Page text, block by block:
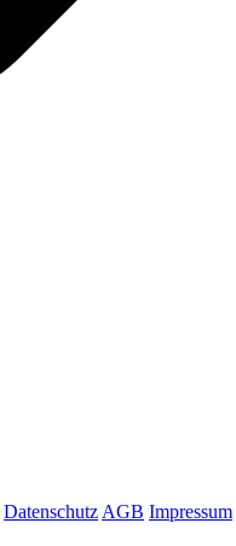
DatenschutzAGB Impressum